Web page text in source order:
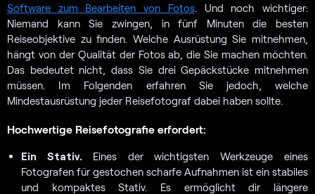
Software zum Bearbeiten von Fotos. Und noch wichtiger:
Niemand kann Sie zwingen, in fünf Minuten die besten
Reiseobjektive zu finden. Welche Ausrüstung Sie mitnehmen,
hängt von der Qualität der Fotos ab, die Sie machen möchten.
Das bedeutet nicht, dass Sie drei Gepäckstücke mitnehmen
müssen. Im Folgenden erfahren Sie jedoch, welche
Mindestausrüstung jeder Reisefotograf dabei haben sollte.
Hochwertige Reisefotografie erfordert:
Ein Stativ. Eines der wichtigsten Werkzeuge eines
Fotografen für gestochen scharfe Aufnahmen ist ein stabiles
und kompaktes Stativ. Es ermöglicht dir längere